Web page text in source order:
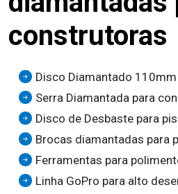
construtoras
Disco Diamantado 110mm
Serra Diamantada para
Disco de Desbaste para
Brocas diamantadas para
Ferramentas para
Linha GoPro para alto